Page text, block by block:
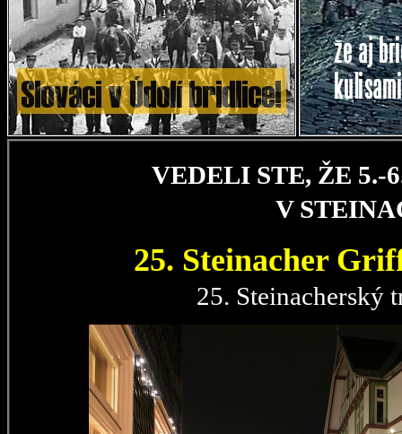
VEDELI STE, ŽE 5.-
V
25. Steinacher
25. Steinacherský